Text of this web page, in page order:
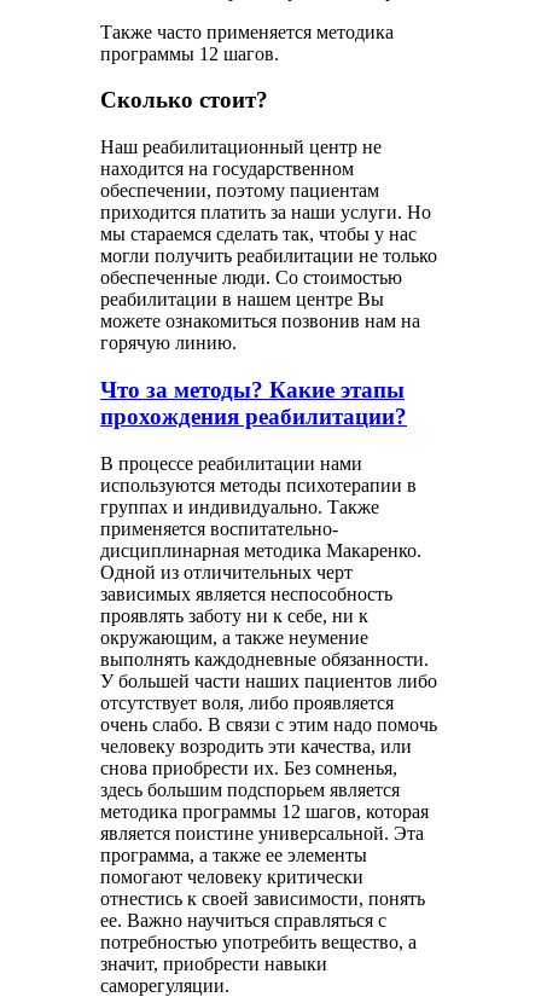
Также часто применяется методика
программы 12 шагов.
Сколько стоит?
Наш реабилитационный центр не
находится на государственном
обеспечении, поэтому пациентам
приходится платить за наши услуги. Но
мы стараемся сделать так, чтобы у нас
могли получить реабилитации не только
обеспеченные люди. Со стоимостью
реабилитации в нашем центре Вы
можете ознакомиться позвонив нам на
горячую линию.
Что за методы? Какие этапы
прохождения реабилитации?
В процессе реабилитации нами
используются методы психотерапии в
группах и индивидуально. Также
применяется воспитательно-
дисциплинарная методика Макаренко.
Одной из отличительных черт
зависимых является неспособность
проявлять заботу ни к себе, ни к
окружающим, а также неумение
выполнять каждодневные обязанности.
У большей части наших пациентов либо
отсутствует воля, либо проявляется
очень слабо. В связи с этим надо помочь
человеку возродить эти качества, или
снова приобрести их. Без сомненья,
здесь большим подспорьем является
методика программы 12 шагов, которая
является поистине универсальной. Эта
программа, а также ее элементы
помогают человеку критически
отнестись к своей зависимости, понять
ее. Важно научиться справляться с
потребностью употребить вещество, а
значит, приобрести навыки
саморегуляции.